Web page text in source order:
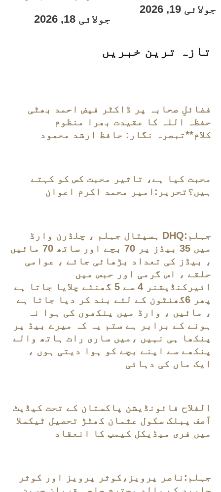
جولائی 19, 2026
جولائی 18, 2026
تازہ ترین خبریں
فضائلِ صحابہ پر ڈاکٹر فیض احمد بھٹی
حفظہ اللہ کا عقیدت بھرا منظوم
کلام**تبصرہ نگار: حافظ ارشد محمود
محبت کیا ہے، تاثیر محبت کس کو کہتے
ہیں؟تحریر:امیر محمد اکرم اعوان
جہلم:DHQ ہسپتال جہلم ، چلڈرن وارڈ
میں 35 بیڈز پر 70 بچے اور ساتھ 70 مائیں
، بیڈز کی تعداد بڑھائی جائے ، عوامی
حلقے ، اس گرمی اور حبس میں
ائیرکنڈیشنر 4 سے 5 گھنٹے چلایا جاتا ہے
پھر 6گھنٹون کے لئے بند کر دیا جاتا ہے
، مائیں ، وارڈ میں پنکھوں کی ہوا نہ
ہونے کے برابر ہے ستم یہ کہ میرے بیڈ پر
پنکھا ہی نہیں ،میں ساری رات ہاتھ والے
پنکھے سے اپنے بچے کو ہوا دیتی ہوں ،
ایک ماں کی دہائی
الفلاح فائونڈیشن پاکستان کے تحت کیڈیٹ
آصف پبلک سکول عثمان کھٹڑ تحصیل ٹیکسلا
میں فری میڈیکل کیمپ کا انعقاد
جہلم:ناصر پرویز،کوثر پرویز اور کوثر